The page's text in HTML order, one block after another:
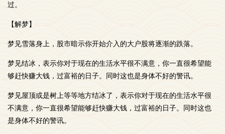
过。
【解梦】
梦见雪落身上，股市暗示你开始介入的大户股将逐渐的跌落。
梦见结冰，表示你对于现在的生活水平很不满意，你一直很希望能
够赶快赚大钱，过富裕的日子。同时这也是身体不好的警讯。
梦见屋顶或是树上等等地方结冰了，表示你对于现在的生活水平很
不满意，你一直很希望能够赶快赚大钱，过富裕的日子。同时这也
是身体不好的警讯。